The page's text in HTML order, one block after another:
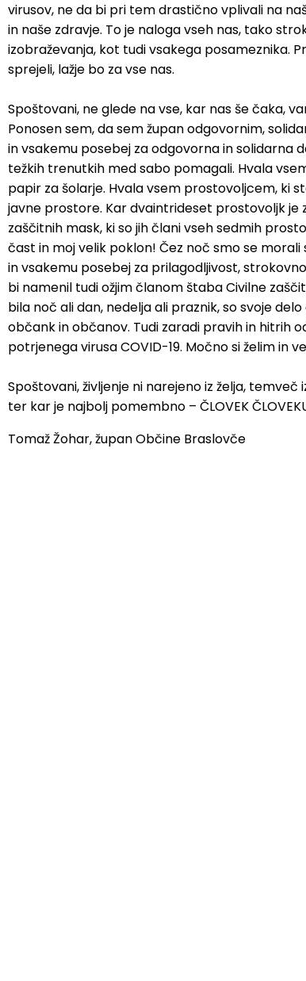
virusov, ne da bi pri tem drastično vplivali na
in naše zdravje. To je naloga vseh nas, tako
izobraževanja, kot tudi vsakega posameznika.
sprejeli, lažje bo za vse nas.
Spoštovani, ne glede na vse, kar nas še čaka,
Ponosen sem, da sem župan odgovornim,
in vsakemu posebej za odgovorna in solidarna
težkih trenutkih med sabo pomagali. Hvala
papir za šolarje. Hvala vsem prostovoljcem, ki
javne prostore. Kar dvaintrideset prostovoljk je
zaščitnih mask, ki so jih člani vseh sedmih
čast in moj velik poklon! Čez noč smo se
in vsakemu posebej za prilagodljivost,
bi namenil tudi ožjim članom štaba Civilne
bila noč ali dan, nedelja ali praznik, so svoje
občank in občanov. Tudi zaradi pravih in hitrih
potrjenega virusa COVID-19. Močno si želim in
Spoštovani, življenje ni narejeno iz želja,
ter kar je najbolj pomembno – ČLOVEK
Tomaž Žohar, župan Občine Braslovče
Občinsko glasilo
Uradne objave
Lokalne volitve
Varuhov kotiček